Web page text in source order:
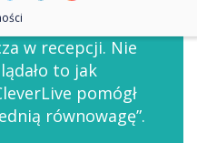
i
w recepcji. Nie
to jak
pomógł
równowagę”.